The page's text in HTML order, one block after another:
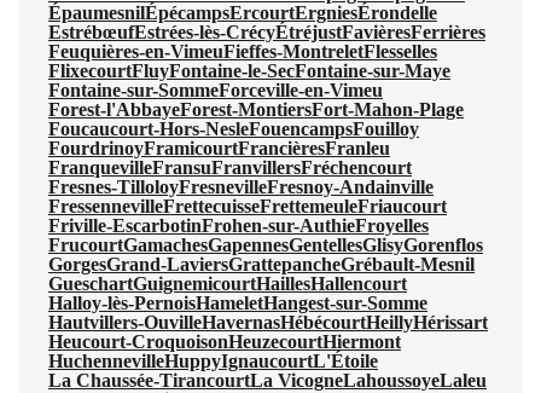
ÉpaumesnilÉpécampsErcourtErgniesÉrondelle
EstrébœufEstrées-lès-CrécyÉtréjustFavièresFerrières
Feuquières-en-VimeuFieffes-MontreletFlesselles
FlixecourtFluyFontaine-le-SecFontaine-sur-Maye
Fontaine-sur-SommeForceville-en-Vimeu
Forest-l'AbbayeForest-MontiersFort-Mahon-Plage
Foucaucourt-Hors-NesleFouencampsFouilloy
FourdrinoyFramicourtFrancièresFranleu
FranquevilleFransuFranvillersFréchencourt
Fresnes-TilloloyFresnevilleFresnoy-Andainville
FressennevilleFrettecuisseFrettemeuleFriaucourt
Friville-EscarbotinFrohen-sur-AuthieFroyelles
FrucourtGamachesGapennesGentellesGlisyGorenflos
GorgesGrand-LaviersGrattepancheGrébault-Mesnil
GueschartGuignemicourtHaillesHallencourt
Halloy-lès-PernoisHameletHangest-sur-Somme
Hautvillers-OuvilleHavernasHébécourtHeillyHérissart
Heucourt-CroquoisonHeuzecourtHiermont
HuchennevilleHuppyIgnaucourtL'Étoile
La Chaussée-TirancourtLa VicogneLahoussoyeLaleu